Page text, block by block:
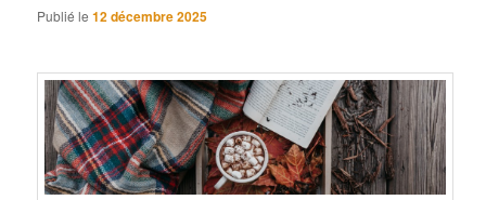
Publié le12 décembre 2025